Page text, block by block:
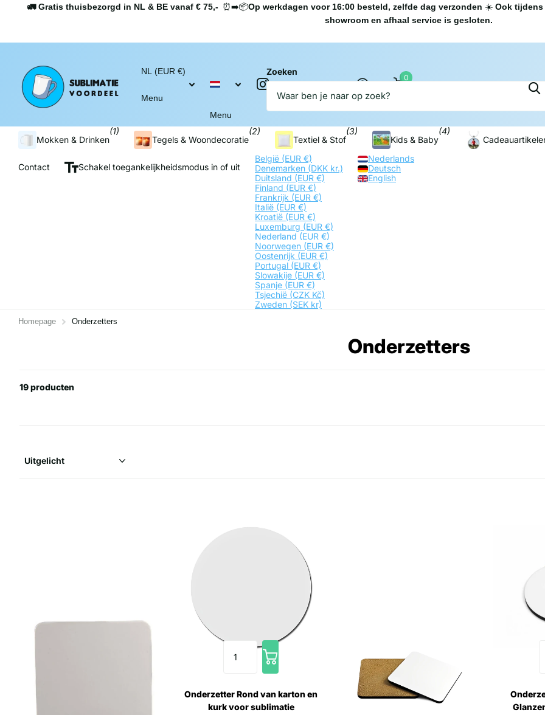
🚛 Gratis thuisbezorgd in NL & BE vanaf € 75,-⏰➡️📦Op werkdagen voor 16:00 besteld, zelfde dag verzonden ☀️Ook tijdens
showroom en afhaal service is gesloten.
Zoeken
NL (EUR €)
Menu
Menu
Sublimatievoordeel.nl
0
Mokken & Drinken
(1)
Tegels & Woondecoratie
(2)
Textiel & Stof
(3)
Kids & Baby
(4)
Contact Schakel toegankelijkheidsmodus in of uit
België (EUR €)
Denemarken (DKK kr.)
Duitsland (EUR €)
Finland (EUR €)
Frankrijk (EUR €)
Italië (EUR €)
Kroatië (EUR €)
Luxemburg (EUR €)
Nederland (EUR €)
Noorwegen (EUR €)
Oostenrijk (EUR €)
Portugal (EUR €)
Slowakije (EUR €)
Spanje (EUR €)
Tsjechië (CZK Kč)
Zweden (SEK kr)
Nederlands
Deutsch
English
Homepage Onderzetters
Onderzetters
19 producten
Onderzetter Rond van karton en
kurk voor sublimatie